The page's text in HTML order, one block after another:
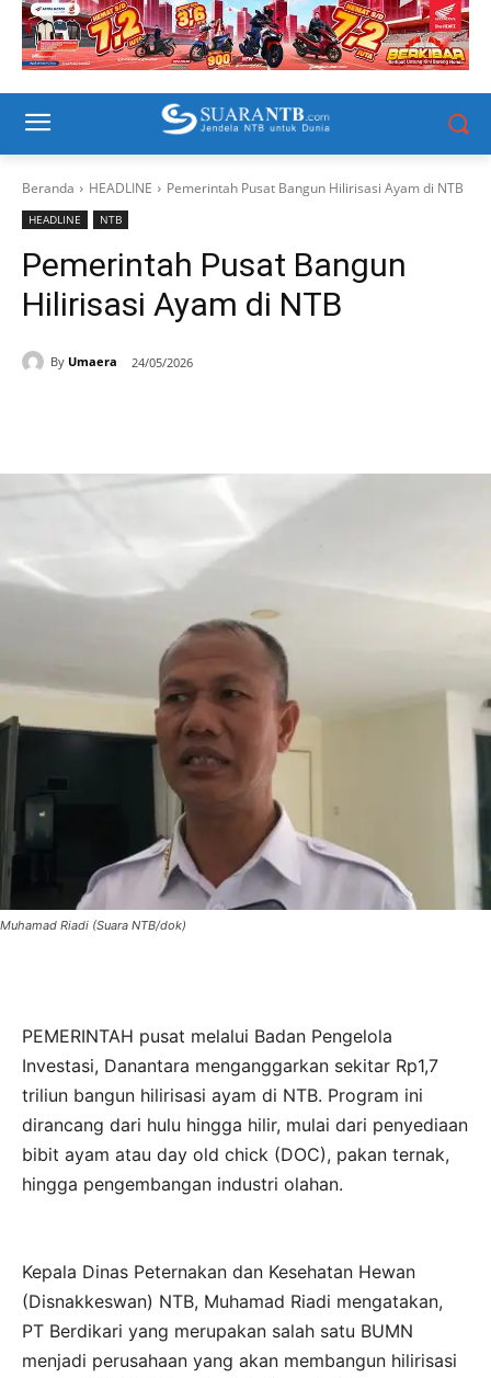
Beranda HEADLINE Pemerintah Pusat Bangun Hilirisasi Ayam di NTB
HEADLINE NTB
Pemerintah Pusat Bangun
Hilirisasi Ayam di NTB
By Umaera 24/05/2026
Muhamad Riadi (Suara NTB/dok)
PEMERINTAH pusat melalui Badan Pengelola
Investasi, Danantara menganggarkan sekitar Rp1,7
triliun bangun hilirisasi ayam di NTB. Program ini
dirancang dari hulu hingga hilir, mulai dari penyediaan
bibit ayam atau day old chick (DOC), pakan ternak,
hingga pengembangan industri olahan.
Kepala Dinas Peternakan dan Kesehatan Hewan
(Disnakkeswan) NTB, Muhamad Riadi mengatakan,
PT Berdikari yang merupakan salah satu BUMN
menjadi perusahaan yang akan membangun hilirisasi